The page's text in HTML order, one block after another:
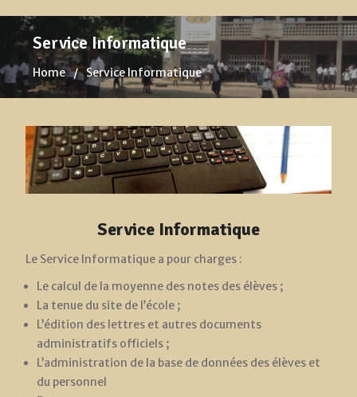
Service Informatique
Home Service Informatique
Service Informatique
Le Service Informatique a pour charges :
Le calcul de la moyenne des notes des élèves ;
La tenue du site de l’école ;
L’édition des lettres et autres documents
administratifs officiels ;
L’administration de la base de données des élèves et
du personnel